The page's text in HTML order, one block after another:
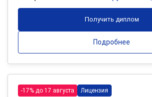
Получить диплом
Подробнее
-17% до 17 августа Лицензия